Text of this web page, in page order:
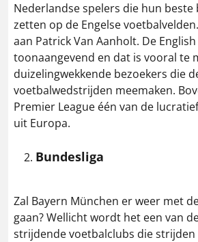
Nederlandse spelers die hun
zetten op de Engelse
aan Patrick Van Aanholt. De
toonaangevend en dat is vooral te
duizelingwekkende bezoekers die
voetbalwedstrijden meemaken.
Premier League één van de
uit Europa.
Bundesliga
Zal Bayern München er weer met
gaan? Wellicht wordt het een van
strijdende voetbalclubs die strijden